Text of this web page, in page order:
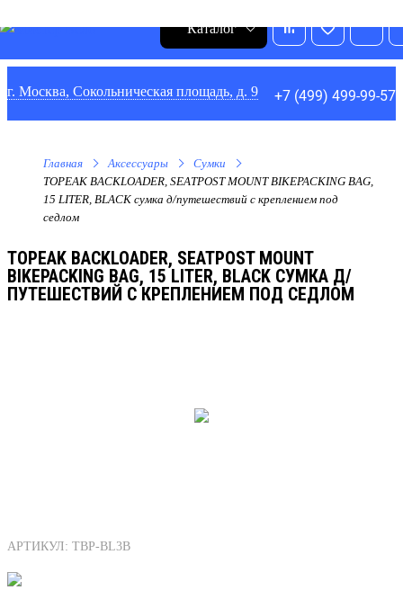
г. Москва, Сокольническая площадь, д. 9 +7 (499) 499-99-57
Каталог
Главная Аксессуары
Сумки
TOPEAK BACKLOADER, SEATPOST MOUNT BIKEPACKING BAG,
15 LITER, BLACK сумка д/путешествий с креплением под
седлом
TOPEAK BACKLOADER, SEATPOST MOUNT
BIKEPACKING BAG, 15 LITER, BLACK СУМКА Д/
ПУТЕШЕСТВИЙ С КРЕПЛЕНИЕМ ПОД СЕДЛОМ
АРТИКУЛ: TBP-BL3B